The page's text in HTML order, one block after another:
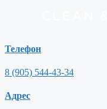
Телефон
8 (905) 544-43-34
Адрес